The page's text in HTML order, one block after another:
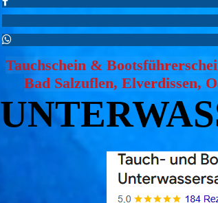
Tauchschein &
Bad Salzuflen, Elverdissen,